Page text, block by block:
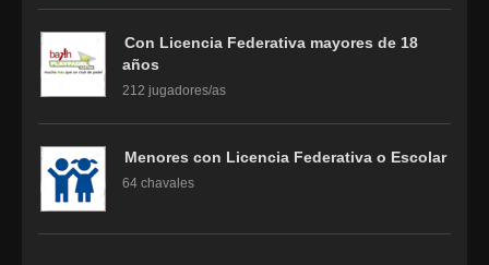
Con Licencia Federativa mayores de 18
años
212 jugadores/as
Menores con Licencia Federativa o Escolar
64 chavales